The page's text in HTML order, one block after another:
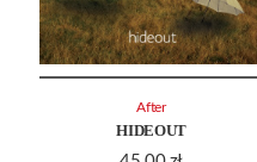
HIDEOUT
After